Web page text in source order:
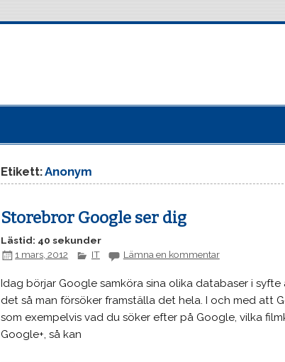
Etikett:Anonym
Storebror Google ser dig
Lästid: 40 sekunder
1 mars, 2012
IT Lämna en kommentar
Idag börjar Google samköra sina olika databaser i
det så man försöker framställa det hela. I och med att
som exempelvis vad du söker efter på Google, vilka
Google+, så kan